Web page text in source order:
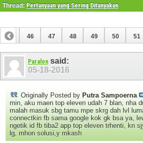
Thread: Pertanyaan yang Sering Ditanyakan
45 46 47 48 49 50 51
Paralon said:
05-18-2016
Originally Posted by Putra Sampoerna
min, aku maen top eleven udah 7 blan, nha
malah masuk sbg tamu mpe skrg dah lvl
connectkin fb sama google kok gk bsa ya,
ngetik id fb tiba2 app top eleven trhenti, kn
lg, mhon solusi,y mkash